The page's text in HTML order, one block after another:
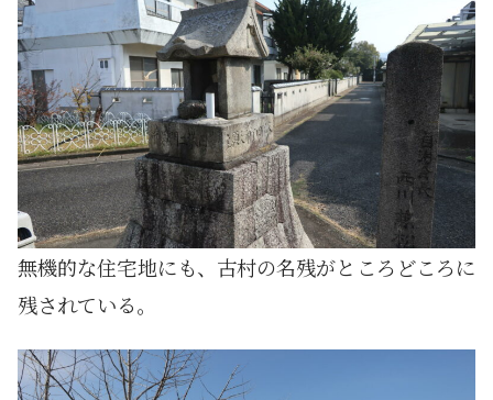
無機的な住宅地にも、古村の名残がところどころに
残されている。